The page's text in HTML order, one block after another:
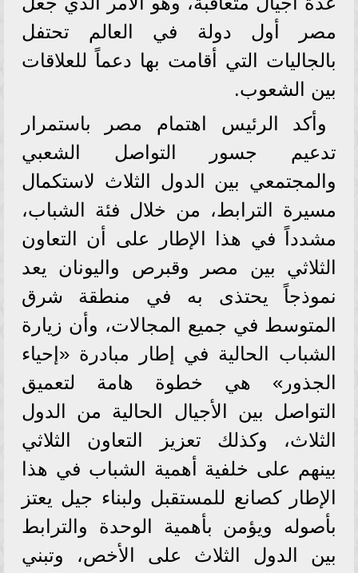
مصر أول دولة في العالم تحتفل
بالجاليات التي أقامت بها دعماً للعلاقات
بين الشعوب.
وأكد الرئيس اهتمام مصر باستمرار
تدعيم جسور التواصل الشعبي
والمجتمعي بين الدول الثلاث لاستكمال
مسيرة الترابط، من خلال فئة الشباب،
مشدداً في هذا الإطار على أن التعاون
الثلاثي بين مصر وقبرص واليونان يعد
نموذجاً يحتذى به في منطقة شرق
المتوسط في جميع المجالات، وأن زيارة
الشباب الحالية في إطار مبادرة «إحياء
الجذور» هي خطوة هامة لتعميق
التواصل بين الأجيال الحالية من الدول
الثلاث، وكذلك تعزيز التعاون الثلاثي
بينهم على خلفية أهمية الشباب في هذا
الإطار كصانع للمستقبل ولبناء جيل يعتز
بأصوله ويؤمن بأهمية الوحدة والترابط
بين الدول الثلاث على الأخص، وتبني